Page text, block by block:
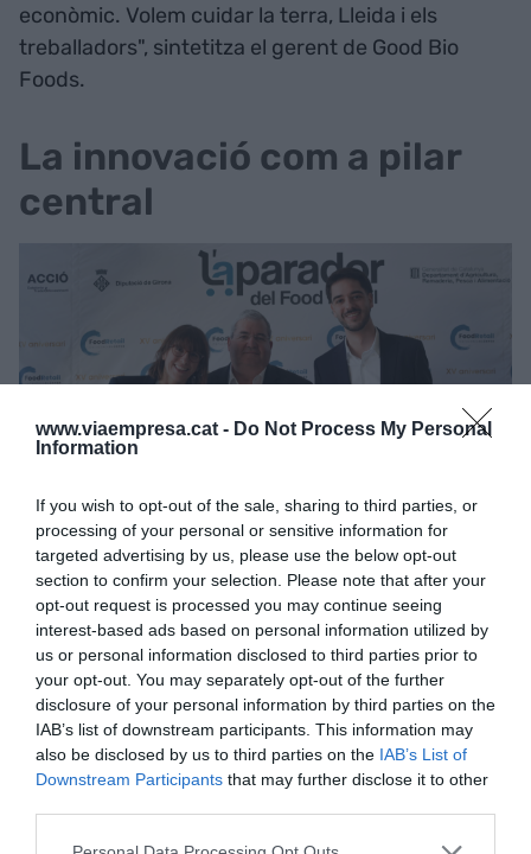
www.viaempresa.cat - Do Not Process My Personal
Information
If you wish to opt-out of the sale, sharing to third parties, or
processing of your personal or sensitive information for
targeted advertising by us, please use the below opt-out
section to confirm your selection. Please note that after your
opt-out request is processed you may continue seeing
interest-based ads based on personal information utilized by
us or personal information disclosed to third parties prior to
your opt-out. You may separately opt-out of the further
disclosure of your personal information by third parties on the
IAB’s list of downstream participants. This information may
also be disclosed by us to third parties on the IAB’s List of
Downstream Participants that may further disclose it to other
econòmic. Volem cuidar la terra, Lleida i els
treballadors", sintetitza el gerent de Good Bio
Foods.
La innovació com a pilar
central
Anna Feixas, Ramon Pons i Asier Falcó, de l'equip de
Good Bio Foods | Cedida
L'empresa lleidatana ha apostat des de bon
principi per la innovació i noves begudes amb la
poma com a ingredient base. Elaboren tres sucs
amb tres varietats de pomes diferents (golden
grannyistory). Però no només: també
produeixen aigües de quefir, isotònics, refrescos i
energètics. Tot amb la mateixa premissa: poma,